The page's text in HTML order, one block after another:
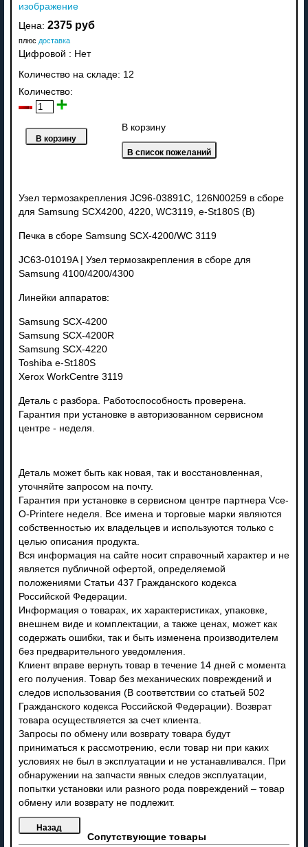
изображение
Цена: 2375 руб
плюс доставка
Цифровой : Нет
Количество на складе: 12
Количество:
В корзину
Узел термозакрепления JC96-03891C, 126N00259 в сборе
для Samsung SCX4200, 4220, WC3119, e-St180S (В)
Печка в сборе Samsung SCX-4200/WC 3119
JC63-01019A | Узел термозакрепления в сборе для
Samsung 4100/4200/4300
Линейки аппаратов:
Samsung SCX-4200
Samsung SCX-4200R
Samsung SCX-4220
Toshiba e-St180S
Xerox WorkCentre 3119
Деталь с разбора. Работоспособность проверена.
Гарантия при установке в авторизованном сервисном
центре - неделя.
Деталь может быть как новая, так и восстановленная,
уточняйте запросом на почту.
Гарантия при установке в сервисном центре партнера Vce-
O-Printere неделя. Все имена и торговые марки являются
собственностью их владельцев и используются только с
целью описания продукта.
Вся информация на сайте носит справочный характер и не
является публичной офертой, определяемой
положениями Статьи 437 Гражданского кодекса
Российской Федерации.
Информация о товарах, их характеристиках, упаковке,
внешнем виде и комплектации, а также ценах, может как
содержать ошибки, так и быть изменена производителем
без предварительного уведомления.
Клиент вправе вернуть товар в течение 14 дней с момента
его получения. Товар без механических повреждений и
следов использования (В соответствии со статьей 502
Гражданского кодекса Российской Федерации). Возврат
товара осуществляется за счет клиента.
Запросы по обмену или возврату товара будут
приниматься к рассмотрению, если товар ни при каких
условиях не был в эксплуатации и не устанавливался. При
обнаружении на запчасти явных следов эксплуатации,
попытки установки или разного рода повреждений – товар
обмену или возврату не подлежит.
Сопутствующие товары